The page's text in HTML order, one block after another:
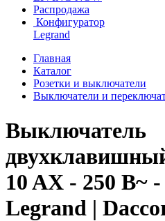
Распродажа
Конфигуратор
Legrand
Главная
Каталог
Розетки и выключатели
Выключатели и
Выключатель
10 AX - 250 В~
Legrand |